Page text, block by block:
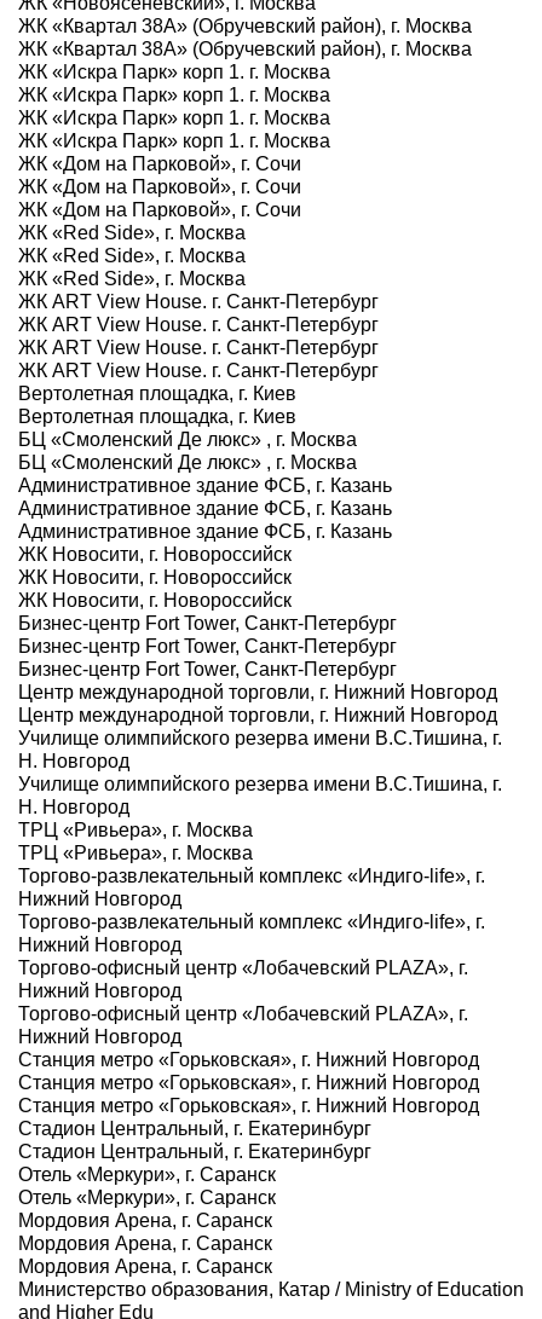
ЖК «Квартал 38А» (Обручевский район), г. Москва
ЖК «Квартал 38А» (Обручевский район), г. Москва
ЖК «Искра Парк» корп 1. г. Москва
ЖК «Искра Парк» корп 1. г. Москва
ЖК «Искра Парк» корп 1. г. Москва
ЖК «Искра Парк» корп 1. г. Москва
ЖК «Дом на Парковой», г. Сочи
ЖК «Дом на Парковой», г. Сочи
ЖК «Дом на Парковой», г. Сочи
ЖК «Red Side», г. Москва
ЖК «Red Side», г. Москва
ЖК «Red Side», г. Москва
ЖК ART View House. г. Санкт-Петербург
ЖК ART View House. г. Санкт-Петербург
ЖК ART View House. г. Санкт-Петербург
ЖК ART View House. г. Санкт-Петербург
Вертолетная площадка, г. Киев
Вертолетная площадка, г. Киев
БЦ «Смоленский Де люкс» , г. Москва
БЦ «Смоленский Де люкс» , г. Москва
Административное здание ФСБ, г. Казань
Административное здание ФСБ, г. Казань
Административное здание ФСБ, г. Казань
ЖК Новосити, г. Новороссийск
ЖК Новосити, г. Новороссийск
ЖК Новосити, г. Новороссийск
Бизнес-центр Fort Tower, Санкт-Петербург
Бизнес-центр Fort Tower, Санкт-Петербург
Бизнес-центр Fort Tower, Санкт-Петербург
Центр международной торговли, г. Нижний Новгород
Центр международной торговли, г. Нижний Новгород
Училище олимпийского резерва имени В.С.Тишина, г.
Н. Новгород
Училище олимпийского резерва имени В.С.Тишина, г.
Н. Новгород
ТРЦ «Ривьера», г. Москва
ТРЦ «Ривьера», г. Москва
Торгово-развлекательный комплекс «Индиго-life», г.
Нижний Новгород
Торгово-развлекательный комплекс «Индиго-life», г.
Нижний Новгород
Торгово-офисный центр «Лобачевский PLAZA», г.
Нижний Новгород
Торгово-офисный центр «Лобачевский PLAZA», г.
Нижний Новгород
Станция метро «Горьковская», г. Нижний Новгород
Станция метро «Горьковская», г. Нижний Новгород
Станция метро «Горьковская», г. Нижний Новгород
Стадион Центральный, г. Екатеринбург
Стадион Центральный, г. Екатеринбург
Отель «Меркури», г. Саранск
Отель «Меркури», г. Саранск
Мордовия Арена, г. Саранск
Мордовия Арена, г. Саранск
Мордовия Арена, г. Саранск
Министерство образования, Катар / Ministry of Education
and Higher Edu